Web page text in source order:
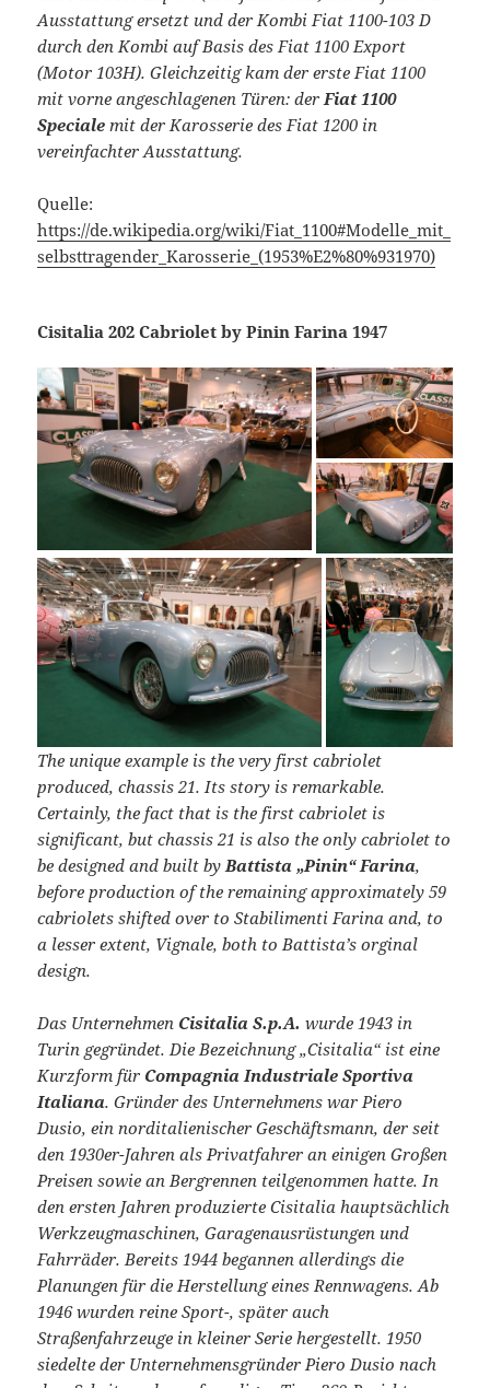
Ausstattung ersetzt und der Kombi Fiat 1100-103 D
durch den Kombi auf Basis des Fiat 1100 Export
(Motor 103H). Gleichzeitig kam der erste Fiat 1100
mit vorne angeschlagenen Türen: derFiat 1100
Speciale mit der Karosserie des Fiat 1200 in
vereinfachter Ausstattung.
Quelle:
https://de.wikipedia.org/wiki/Fiat_1100#Modelle_mit_
selbsttragender_Karosserie_(1953%E2%80%931970)
Cisitalia 202 Cabriolet by Pinin Farina 1947
The unique example is the very first cabriolet
produced, chassis 21. Its story is remarkable.
Certainly, the fact that is the first cabriolet is
significant, but chassis 21 is also the only cabriolet to
be designed and built byBattista „Pinin“ Farina,
before production of the remaining approximately 59
cabriolets shifted over to Stabilimenti Farina and, to
a lesser extent, Vignale, both to Battista’s orginal
design.
Das Unternehmen Cisitalia S.p.A. wurde 1943 in
Turin gegründet. Die Bezeichnung „Cisitalia“ ist eine
Kurzform für Compagnia Industriale Sportiva
Italiana. Gründer des Unternehmens war Piero
Dusio, ein norditalienischer Geschäftsmann, der seit
den 1930er-Jahren als Privatfahrer an einigen Großen
Preisen sowie an Bergrennen teilgenommen hatte. In
den ersten Jahren produzierte Cisitalia hauptsächlich
Werkzeugmaschinen, Garagenausrüstungen und
Fahrräder. Bereits 1944 begannen allerdings die
Planungen für die Herstellung eines Rennwagens. Ab
1946 wurden reine Sport-, später auch
Straßenfahrzeuge in kleiner Serie hergestellt. 1950
siedelte der Unternehmensgründer Piero Dusio nach